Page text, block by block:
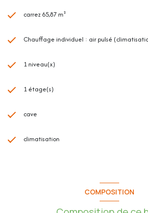
- Salle d'eau / WC
- Dégagement
- Séjour / Salle d'eau 1
carrez 65,87 m²
Chauffage individuel : air pulsé
1 niveau(x)
1 étage(s)
cave
climatisation
COMPOSITION